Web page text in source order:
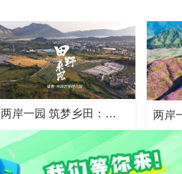
两岸一园 筑梦乡田：… 两岸